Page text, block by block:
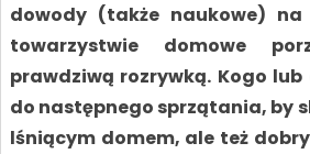
dowody (także naukowe)
towarzystwie domowe
prawdziwą rozrywką. Kogo
do następnego sprzątania, by
lśniącym domem, ale też